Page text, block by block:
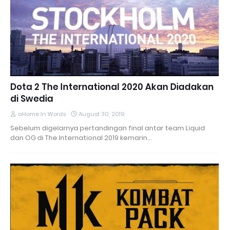
Dota 2 The International 2020 Akan Diadakan
di Swedia
aHome In Words August 30, 2019
Sebelum digelarnya pertandingan final antar team Liquid
dan OG di The International 2019 kemarin…